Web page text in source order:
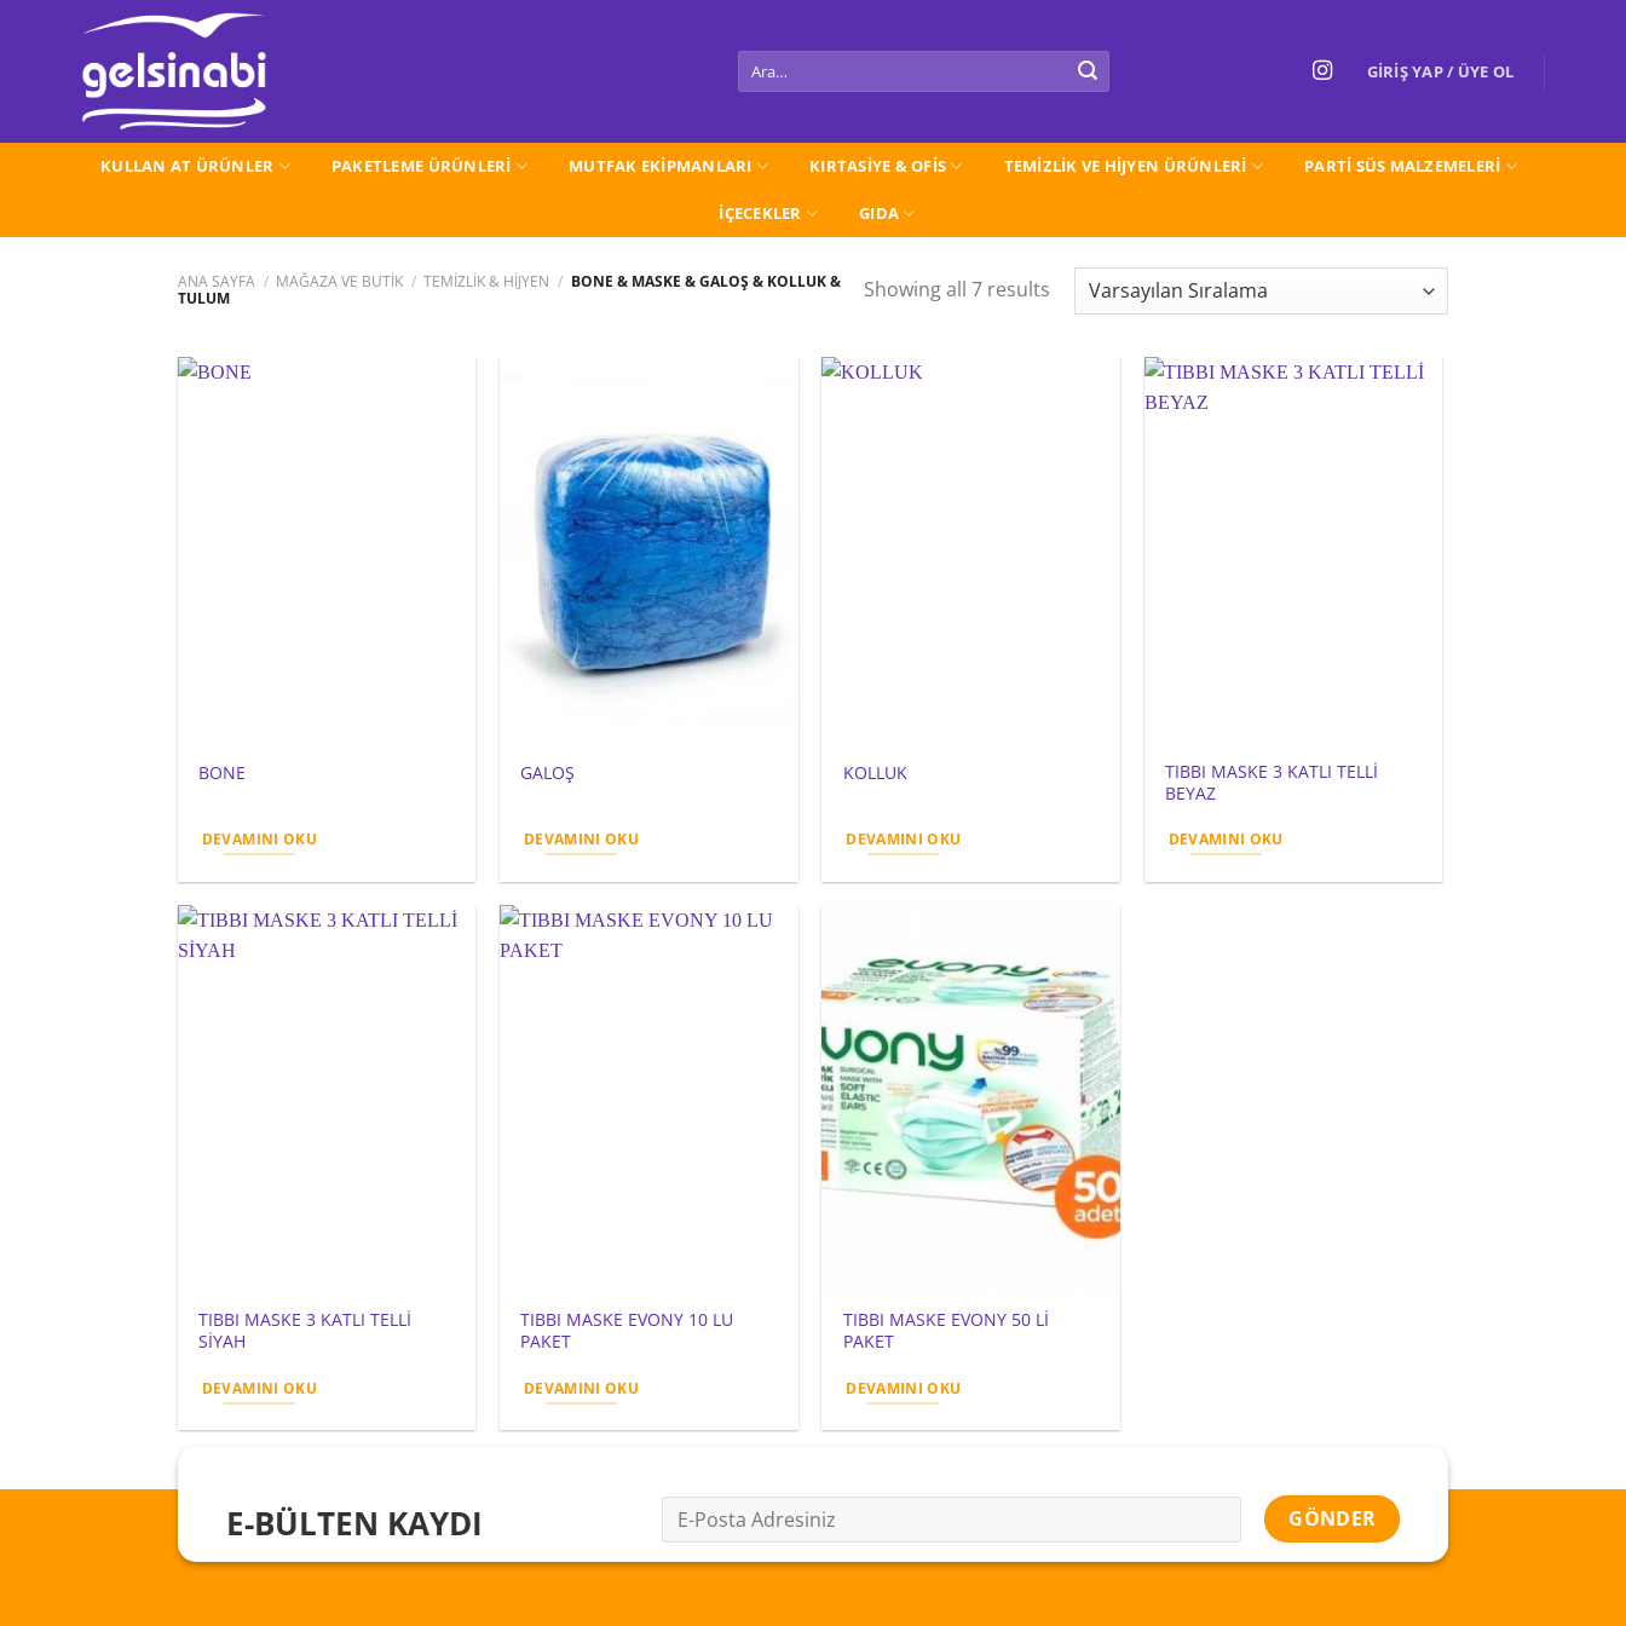
Ara: GIRIŞ YAP / ÜYE OL
KULLAN AT ÜRÜNLER PAKETLEME ÜRÜNLERİ MUTFAK EKİPMANLARI KIRTASİYE & OFİS TEMİZLİK VE HİJYEN ÜRÜNLERİ PARTI SÜS MALZEMELERİ
İÇECEKLER GIDA
ANA SAYFA / MAĞAZA VE BUTİK / TEMİZLİK & HİJYEN / BONE & MASKE & GALOŞ & KOLLUK &
TULUM
Showing all 7 results
BONE
DEVAMINI OKU
GALOŞ
DEVAMINI OKU
KOLLUK
DEVAMINI OKU
TIBBI MASKE 3 KATLI TELLİ
BEYAZ
DEVAMINI OKU
TIBBI MASKE 3 KATLI TELLİ
SİYAH
DEVAMINI OKU
TIBBI MASKE EVONY 10 LU
PAKET
DEVAMINI OKU
TIBBI MASKE EVONY 50 Lİ
PAKET
DEVAMINI OKU
E-BÜLTEN KAYDI